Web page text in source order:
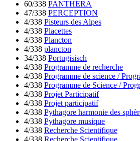
60/338 PANTHERA
47/338 PERCEPTION
4/338 Pisteurs des Alpes
4/338 Placettes
4/338 Plancton
4/338 plancton
34/338 Portugisisch
4/338 Programme de recherche
4/338 Programme de science /
4/338 Programme de Science /
4/338 Projet Participatif
4/338 Projet participatif
4/338 Pythagore harmonie des
4/338 Pythagore musique
4/338 Recherche Scientifique
4/338 Recherche Scientifique